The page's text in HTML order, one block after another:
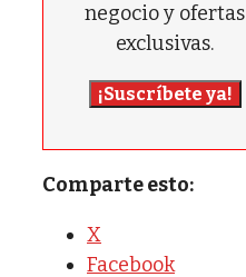
negocio y ofertas
exclusivas.
¡Suscríbete ya!
Comparte esto:
X
Facebook